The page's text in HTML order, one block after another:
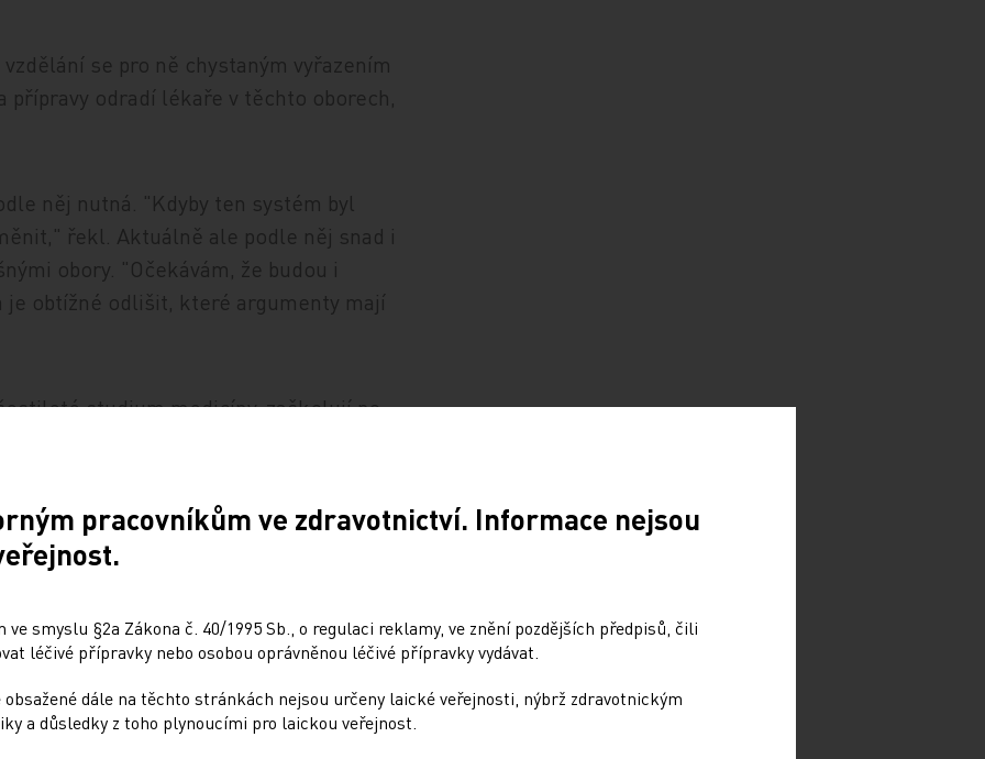
se pro ně chystaným vyřazením
přípravy odradí lékaře v těchto oborech,
něj nutná. "Kdyby ten systém byl
řekl. Aktuálně ale podle něj snad i
obory. "Očekávám, že budou i
je obtížné odlišit, které argumenty mají
studium medicíny, zaškolují po
kolegy až sedm let. Podle návrhu
ministr zkrácením atestační přípravy
se budou lékaři po promoci
fakultní a velké nemocnice. Část
nemocnice, takže by ho lékaři mohli
pracovníkům ve zdravotnictví. Informace nejsou
smyslu §2a Zákona č. 40/1995 Sb., o regulaci reklamy, ve znění pozdějších předpisů, čili
léčivé přípravky nebo osobou oprávněnou léčivé přípravky vydávat.
dále na těchto stránkách nejsou určeny laické veřejnosti, nýbrž zdravotnickým
a důsledky z toho plynoucími pro laickou veřejnost.